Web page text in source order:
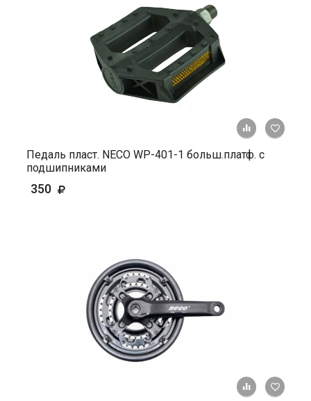
+ К
Педаль пласт. NECO WP-401-1 больш.платф. с
подшипниками
350
+ К